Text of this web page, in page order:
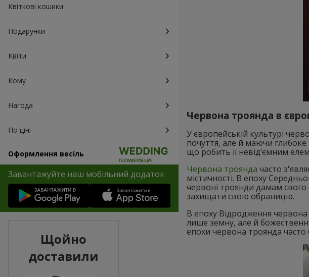
Квіткові кошики
Подарунки
Квіти
Кому
Нагода
По ціні
Оформлення весіль
Завантажуйте наш мобільний додаток
Червона троянда в
У європейській культурі
почуття, але й маючи глибоке
що робить її невід’ємним
Червона троянда часто
містичності. В епоху
червоні троянди дамам свого
захищати свою обраницю.
В епоху Відродження червона
лише земну, але й
епохи червона троянда
Щойно
доставили